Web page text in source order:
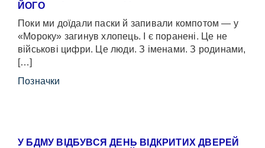
ЙОГО
Поки ми доїдали паски й запивали компотом — у
«Мороку» загинув хлопець. І є поранені. Це не
військові цифри. Це люди. З іменами. З родинами,
[…]
Позначки
У БДМУ ВІДБУВСЯ ДЕНЬ ВІДКРИТИХ ДВЕРЕЙ